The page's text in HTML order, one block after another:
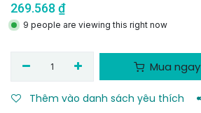
269.568 ₫
9 people are viewing this right now
Mua ngay
Thêm vào danh sách yêu thích